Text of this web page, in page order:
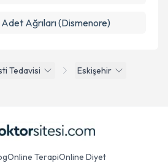
Tedavisi
Eskişehir
Ağrıları (Dismenore)
Online TerapiOnline Diyet